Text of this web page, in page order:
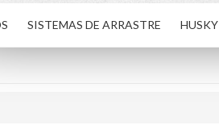
SISTEMAS DE ARRASTRE HUSKY